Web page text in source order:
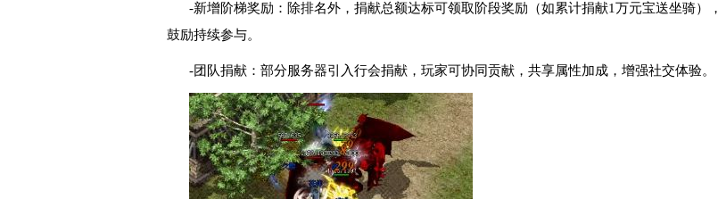
-新增阶梯奖励：除排名外，捐献总额达标可领取阶段奖励（如累计捐献1万元宝送坐骑），
鼓励持续参与。
-团队捐献：部分服务器引入行会捐献，玩家可协同贡献，共享属性加成，增强社交体验。